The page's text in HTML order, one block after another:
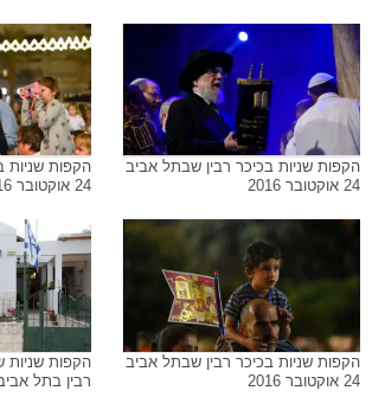
הקפות שניות בכיכר רבין שבתל אביב
24 אוקטובר 2016
הקפות שניות
24 אוקטובר 2016
הקפות שניות בכיכר רבין שבתל אביב
24 אוקטובר 2016
הקפות
רבין בתל